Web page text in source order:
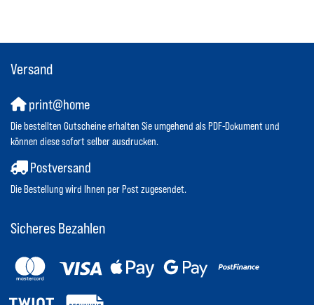
Versand
print@home
Die bestellten Gutscheine erhalten Sie umgehend als PDF-Dokument und
können diese sofort selber ausdrucken.
Postversand
Die Bestellung wird Ihnen per Post zugesendet.
Sicheres Bezahlen